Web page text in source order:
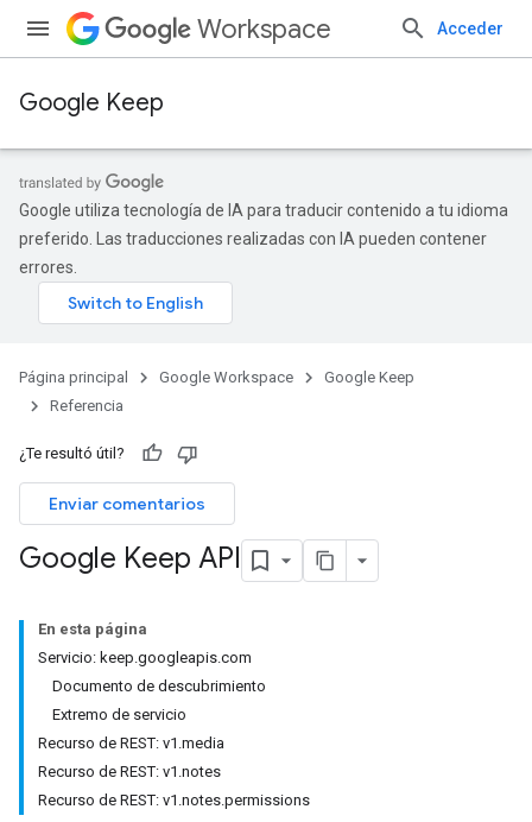
Workspace Acceder
Google Keep
Google utiliza tecnología de IA para traducir contenido a tu idioma
preferido. Las traducciones realizadas con IA pueden contener
errores.
Página principal Google Workspace
Google Keep
Referencia
¿Te resultó útil?
Enviar comentarios
Google Keep API
En esta página
Servicio: keep.googleapis.com
Documento de descubrimiento
Extremo de servicio
Recurso de REST: v1.media
Recurso de REST: v1.notes
Recurso de REST: v1.notes.permissions